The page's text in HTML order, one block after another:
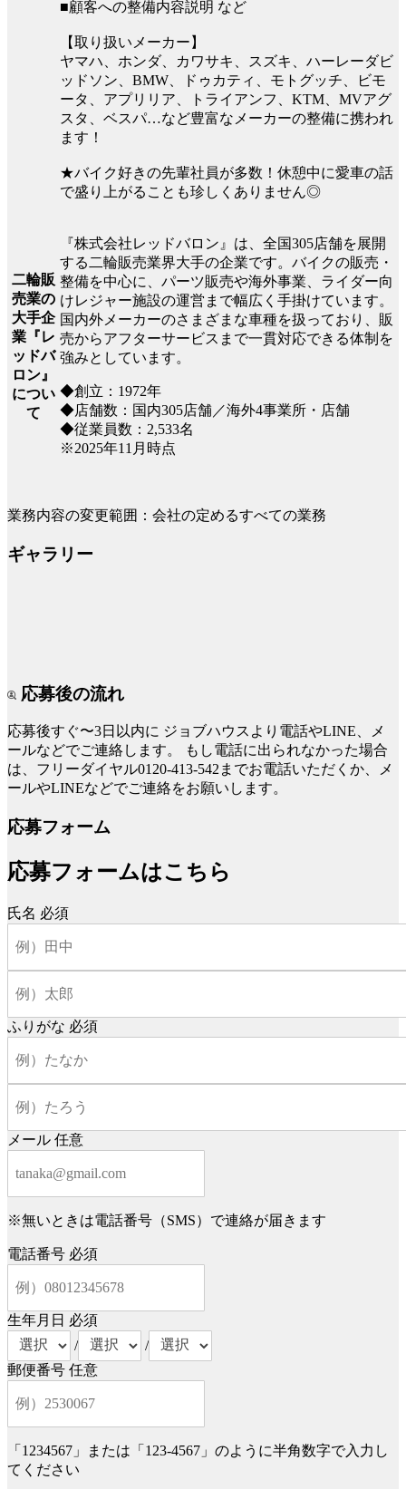
■顧客への整備内容説明 など
【取り扱いメーカー】
ヤマハ、ホンダ、カワサキ、スズキ、ハーレーダビ
ッドソン、BMW、ドゥカティ、モトグッチ、ビモ
ータ、アプリリア、トライアンフ、KTM、MVアグ
スタ、ベスパ…など豊富なメーカーの整備に携われ
ます！
★バイク好きの先輩社員が多数！休憩中に愛車の話
で盛り上がることも珍しくありません◎
二輪販
売業の
大手企
業『レ
ッドバ
ロン』
につい
て
『株式会社レッドバロン』は、全国305店舗を展開
する二輪販売業界大手の企業です。バイクの販売・
整備を中心に、パーツ販売や海外事業、ライダー向
けレジャー施設の運営まで幅広く手掛けています。
国内外メーカーのさまざまな車種を扱っており、販
売からアフターサービスまで一貫対応できる体制を
強みとしています。
◆創立：1972年
◆店舗数：国内305店舗／海外4事業所・店舗
◆従業員数：2,533名
※2025年11月時点
業務内容の変更範囲：会社の定めるすべての業務
ギャラリー
応募後の流れ
応募後すぐ〜3日以内に ジョブハウスより電話やLINE、メ
ールなどでご連絡します。
もし電話に出られなかった場合
は、フリーダイヤル0120-413-542までお電話いただくか、メ
ールやLINEなどでご連絡をお願いします。
応募フォーム
応募フォームはこちら
氏名 必須
ふりがな 必須
メール 任意
※無いときは電話番号（SMS）で連絡が届きます
電話番号 必須
生年月日 必須
/
/
郵便番号 任意
「1234567」または「123-4567」のように半角数字で入力し
てください